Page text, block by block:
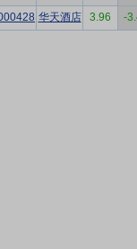
华天酒店 3.96 -